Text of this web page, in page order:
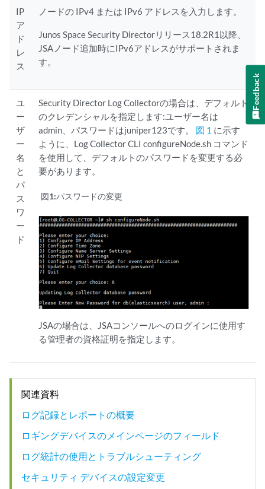
IP
ア
ド
レ
ス
ノードの IPv4 または IPv6 アドレスを入力します。
Junos Space Security Directorリリース18.2R1以降、
JSAノード追加時にIPv6アドレスがサポートされま
す。
ユ
ー
ザ
ー
名
と
パ
ス
ワ
ー
ド
Security Director Log Collectorの場合は、デフォルト
のクレデンシャルを指定します:ユーザー名は
admin、パスワードはjuniper123です。 図 1 に示す
ように、Log Collector CLI configureNode.sh コマンド
を使用して、デフォルトのパスワードを変更する必
要があります。
図1:パスワードの変更
JSAの場合は、JSAコンソールへのログインに使用す
る管理者の資格証明を指定します。
関連資料
ログ記録とレポートの概要
ロギングデバイスのメインページのフィールド
ログ統計の使用とトラブルシューティング
セキュリティ デバイスの設定変更
Feedback